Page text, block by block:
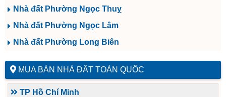
Nhà đất Phường Ngọc Thuỵ
Nhà đất Phường Ngọc Lâm
Nhà đất Phường Long Biên
MUA BÁN NHÀ ĐẤT TOÀN QUỐC
TP Hồ Chí Minh